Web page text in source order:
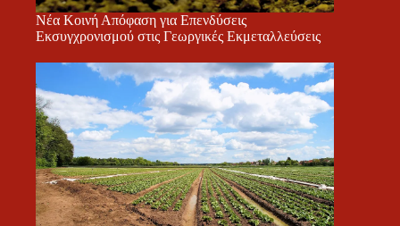
Νέα Κοινή Απόφαση για Επενδύσεις
Εκσυγχρονισμού στις Γεωργικές Εκμεταλλεύσεις